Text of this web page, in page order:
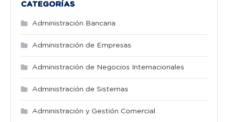
CATEGORÍAS
Administración Bancaria
Administración de Empresas
Administración de Negocios Internacionales
Administración de Sistemas
Administración y Gestión Comercial